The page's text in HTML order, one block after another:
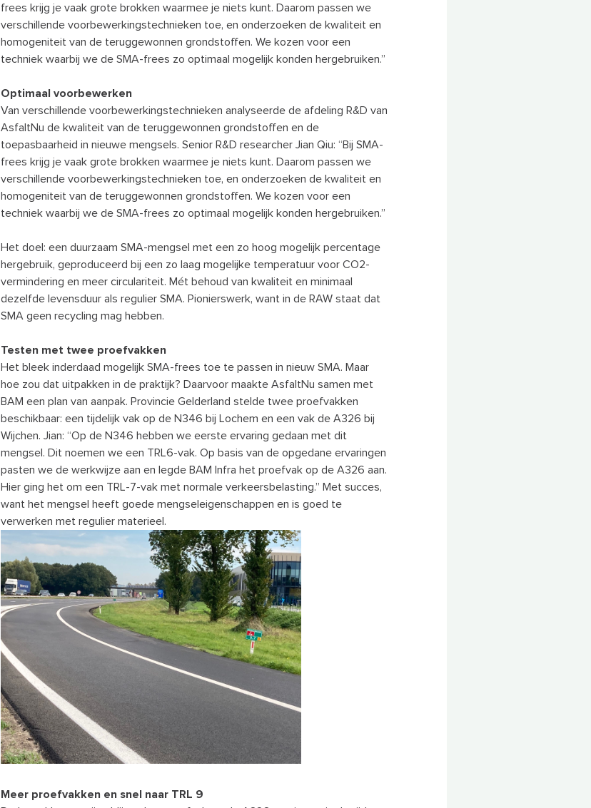
frees krijg je vaak grote brokken waarmee je niets kunt. Daarom passen we
verschillende voorbewerkingstechnieken toe, en onderzoeken de kwaliteit en
homogeniteit van de teruggewonnen grondstoffen. We kozen voor een
techniek waarbij we de SMA-frees zo optimaal mogelijk konden hergebruiken.”
Optimaal voorbewerken
Van verschillende voorbewerkingstechnieken analyseerde de afdeling R&D van
AsfaltNu de kwaliteit van de teruggewonnen grondstoffen en de
toepasbaarheid in nieuwe mengsels. Senior R&D researcher Jian Qiu: “Bij SMA-
frees krijg je vaak grote brokken waarmee je niets kunt. Daarom passen we
verschillende voorbewerkingstechnieken toe, en onderzoeken de kwaliteit en
homogeniteit van de teruggewonnen grondstoffen. We kozen voor een
techniek waarbij we de SMA-frees zo optimaal mogelijk konden hergebruiken.”
Het doel: een duurzaam SMA-mengsel met een zo hoog mogelijk percentage
hergebruik, geproduceerd bij een zo laag mogelijke temperatuur voor CO2-
vermindering en meer circulariteit. Mét behoud van kwaliteit en minimaal
dezelfde levensduur als regulier SMA. Pionierswerk, want in de RAW staat dat
SMA geen recycling mag hebben.
Testen met twee proefvakken
Het bleek inderdaad mogelijk SMA-frees toe te passen in nieuw SMA. Maar
hoe zou dat uitpakken in de praktijk? Daarvoor maakte AsfaltNu samen met
BAM een plan van aanpak. Provincie Gelderland stelde twee proefvakken
beschikbaar: een tijdelijk vak op de N346 bij Lochem en een vak de A326 bij
Wijchen. Jian: “Op de N346 hebben we eerste ervaring gedaan met dit
mengsel. Dit noemen we een TRL6-vak. Op basis van de opgedane ervaringen
pasten we de werkwijze aan en legde BAM Infra het proefvak op de A326 aan.
Hier ging het om een TRL-7-vak met normale verkeersbelasting.” Met succes,
want het mengsel heeft goede mengseleigenschappen en is goed te
verwerken met regulier materieel.
Meer proefvakken en snel naar TRL 9